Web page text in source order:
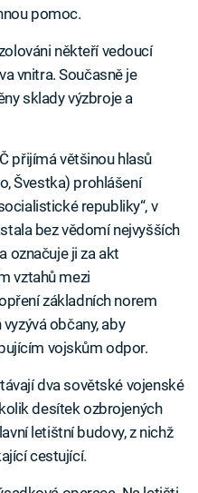
pomoc.
někteří vedoucí
vnitra. Současně je
sklady výzbroje a
přijímá většinou hlasů
Švestka) prohlášení
republiky“, v
bez vědomí nejvyšších
označuje ji za akt
vztahů mezi
základních norem
občany, aby
vojskům odpor.
dva sovětské vojenské
desítek ozbrojených
letištní budovy, z nichž
cestující.